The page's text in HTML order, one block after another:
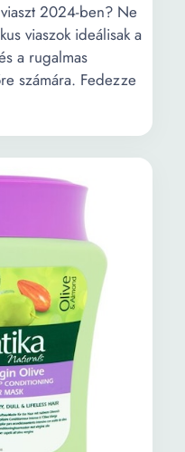
2024-ben? Ne
viaszok ideálisak a
a rugalmas
számára. Fedezze